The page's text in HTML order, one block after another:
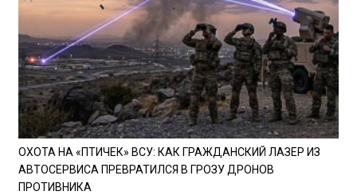
ОХОТА НА «ПТИЧЕК» ВСУ: КАК ГРАЖДАНСКИЙ ЛАЗЕР ИЗ
АВТОСЕРВИСА ПРЕВРАТИЛСЯ В ГРОЗУ ДРОНОВ
ПРОТИВНИКА